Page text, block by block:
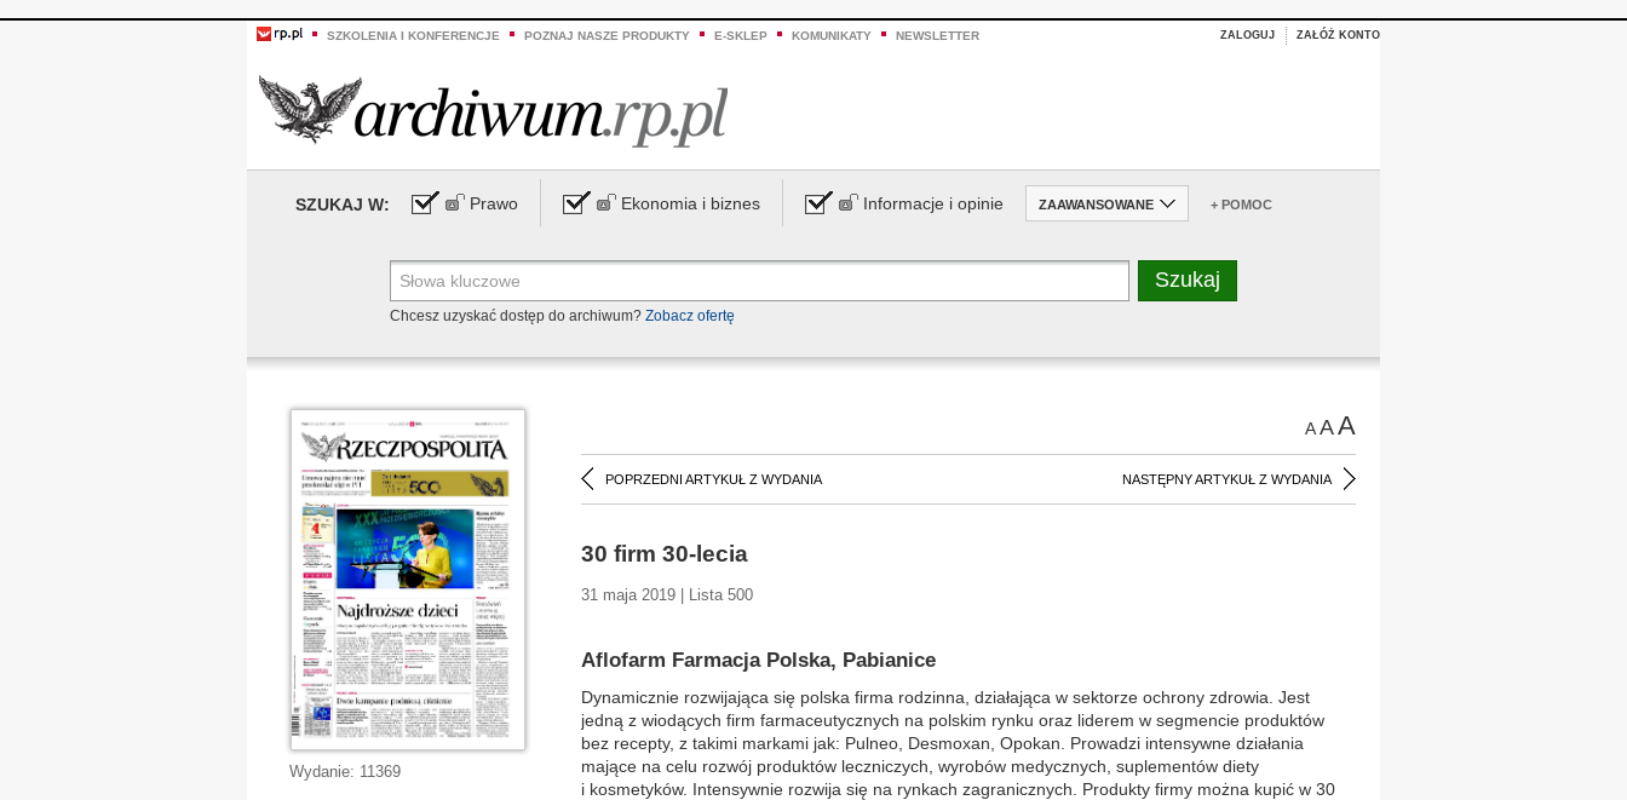
SZKOLENIA I KONFERENCJE POZNAJ NASZE PRODUKTY E-SKLEP KOMUNIKATY NEWSLETTER ZALOGUJ ZAŁÓŻ KONTO
SZUKAJ W: Prawo Ekonomia i biznes Informacje i opinie ZAAWANSOWANE + POMOC
Chcesz uzyskać dostęp do archiwum? Zobacz ofertę
AAA
POPRZEDNI ARTYKUŁ Z WYDANIA NASTĘPNY ARTYKUŁ Z WYDANIA
30 firm 30-lecia
31 maja 2019 | Lista 500
Aflofarm Farmacja Polska, Pabianice
Dynamicznie rozwijająca się polska firma rodzinna, działająca w sektorze ochrony zdrowia. Jest
jedną z wiodących firm farmaceutycznych na polskim rynku oraz liderem w segmencie produktów
bez recepty, z takimi markami jak: Pulneo, Desmoxan, Opokan. Prowadzi intensywne działania
mające na celu rozwój produktów leczniczych, wyrobów medycznych, suplementów diety
i kosmetyków. Intensywnie rozwija się na rynkach zagranicznych. Produkty firmy można kupić w 30
Wydanie: 11369